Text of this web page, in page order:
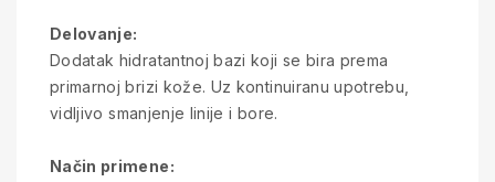
Delovanje:
Dodatak hidratantnoj bazi koji se bira prema
primarnoj brizi kože. Uz kontinuiranu upotrebu,
vidljivo smanjenje linije i bore.
Način primene: